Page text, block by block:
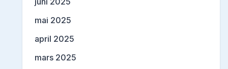
mai 2025
april 2025
mars 2025